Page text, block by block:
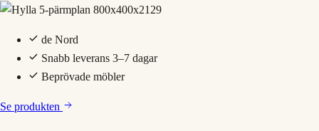
de Nord
Snabb leverans 3–7 dagar
Beprövade möbler
Se produkten